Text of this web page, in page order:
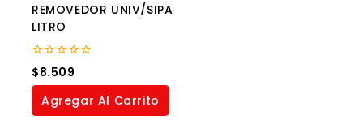
REMOVEDOR UNIV/SIPA
LITRO
0
out
of
$8.509
Agregar Al Carrito